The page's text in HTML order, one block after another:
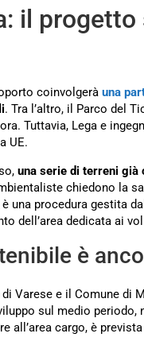
il progetto
coinvolgerà una
. Tra l’altro, il Parco del
Tuttavia, Lega e
UE.
una serie di terreni già
chiedono la
una procedura gestita
dell’area dedicata ai
è
Varese e il Comune di
sul medio periodo,
all’area cargo, è